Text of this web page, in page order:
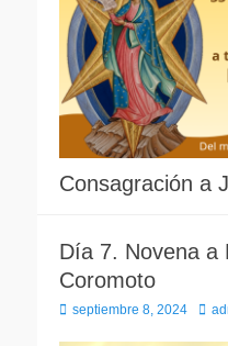
Consagración a
Día 7. Novena a
Coromoto
Publicado
septiembre 8, 2024 Autor